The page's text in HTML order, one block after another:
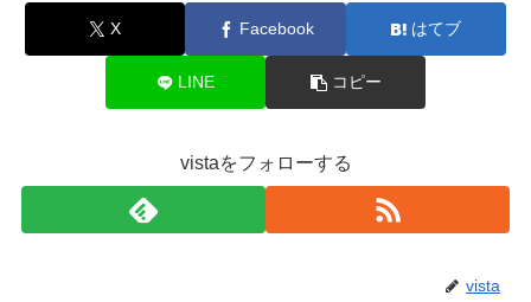
X Facebook はてブ
LINE コピー
vistaをフォローする
vista